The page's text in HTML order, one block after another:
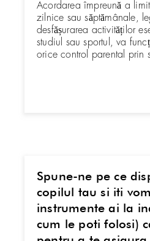
Acordarea împreună a
zilnice sau săptămânale,
desfășurarea activităților
studiul sau sportul, va
orice control parental prin
Spune-ne pe ce
copilul tau si iti
instrumente ai la
cum le poti folosi)